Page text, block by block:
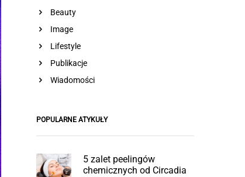
Beauty
Image
Lifestyle
Publikacje
Wiadomości
POPULARNE ATYKUŁY
5 zalet peelingów
chemicznych od Circadia